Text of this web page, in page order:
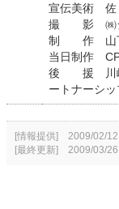
宣伝美術 佐
撮 影 ㈱ジ
制 作 山
当日制作
後 援 川崎
ートナーシ
[情報提供] 2009/02/12
[最終更新] 2009/03/26